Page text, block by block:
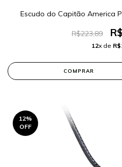
Escudo do Capitão America
R$223,89
12x de
COMPRAR
12%
OFF